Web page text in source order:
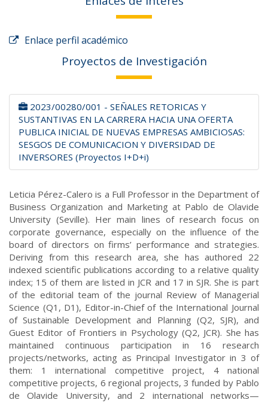
Enlace perfil académico
Proyectos de Investigación
2023/00280/001 - SEÑALES RETORICAS Y
SUSTANTIVAS EN LA CARRERA HACIA UNA OFERTA
PUBLICA INICIAL DE NUEVAS EMPRESAS AMBICIOSAS:
SESGOS DE COMUNICACION Y DIVERSIDAD DE
INVERSORES (Proyectos I+D+i)
Leticia Pérez-Calero is a Full Professor in the Department of
Business Organization and Marketing at Pablo de Olavide
University (Seville). Her main lines of research focus on
corporate governance, especially on the influence of the
board of directors on firms’ performance and strategies.
Deriving from this research area, she has authored 22
indexed scientific publications according to a relative quality
index; 15 of them are listed in JCR and 17 in SJR. She is part
of the editorial team of the journal Review of Managerial
Science (Q1, D1), Editor-in-Chief of the International Journal
of Sustainable Development and Planning (Q2, SJR), and
Guest Editor of Frontiers in Psychology (Q2, JCR). She has
maintained continuous participation in 16 research
projects/networks, acting as Principal Investigator in 3 of
them: 1 international competitive project, 4 national
competitive projects, 6 regional projects, 3 funded by Pablo
de Olavide University, and 2 international networks—